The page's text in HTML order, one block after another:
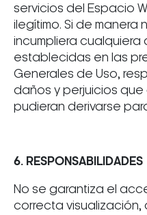
servicios del Espacio
ilegítimo. Si de
incumpliera
establecidas en las
Generales de Uso,
daños y perjuicios que
pudieran derivarse
6. RESPONSABILIDADES
No se garantiza el
correcta